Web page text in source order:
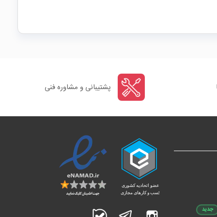
پشتیبانی و مشاوره فنی
جدید اینستاگرام تلگرام